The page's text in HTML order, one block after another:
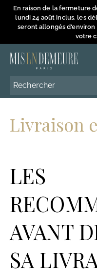
PasserEn raison de la fermeture
lundi 24 août inclus, les
seront allongés d'environ
votre
M
s
e
D
e
u
r
e
Livraison
LES
AVANT
SA